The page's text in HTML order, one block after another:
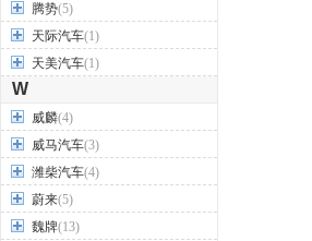
腾势(5)
天际汽车(1)
天美汽车(1)
W
威麟(4)
威马汽车(3)
潍柴汽车(4)
蔚来(5)
魏牌(13)